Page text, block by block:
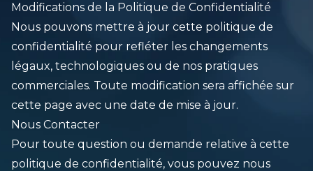
Modifications de la Politique de Confidentialité
Nous pouvons mettre à jour cette politique de
confidentialité pour refléter les changements
légaux, technologiques ou de nos pratiques
commerciales. Toute modification sera affichée sur
cette page avec une date de mise à jour.
Nous Contacter
Pour toute question ou demande relative à cette
politique de confidentialité, vous pouvez nous